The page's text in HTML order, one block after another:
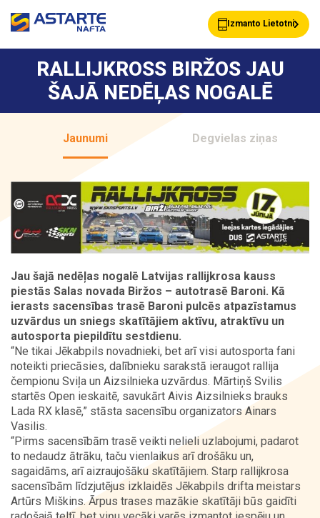
Izmanto Lietotni
Akcijas Jaunumi
Uzpildes stacijas
Pakalpojumi Astarte Bizness
Vairumtirdzniecība Par ASTARTE
Kontakti
RALLIJKROSS BIRŽOS JAU
ŠAJĀ NEDĒĻAS NOGALĒ
Jaunumi Degvielas ziņas
Jau šajā nedēļas nogalē Latvijas rallijkrosa kauss
piestās Salas novada Biržos – autotrasē Baroni. Kā
ierasts sacensības trasē Baroni pulcēs atpazīstamus
uzvārdus un sniegs skatītājiem aktīvu, atraktīvu un
autosporta piepildītu sestdienu.
“Ne tikai Jēkabpils novadnieki, bet arī visi autosporta fani
noteikti priecāsies, dalībnieku sarakstā ieraugot rallija
čempionu Sviļa un Aizsilnieka uzvārdus. Mārtiņš Svilis
startēs Open ieskaitē, savukārt Aivis Aizsilnieks brauks
Lada RX klasē,” stāsta sacensību organizators Ainars
Vasilis.
“Pirms sacensībām trasē veikti nelieli uzlabojumi, padarot
to nedaudz ātrāku, taču vienlaikus arī drošāku un,
sagaidāms, arī aizraujošāku skatītājiem. Starp rallijkrosa
sacensībām līdzjutējus izklaidēs Jēkabpils drifta meistars
Artūrs Miškins. Ārpus trases mazākie skatītāji būs gaidīti